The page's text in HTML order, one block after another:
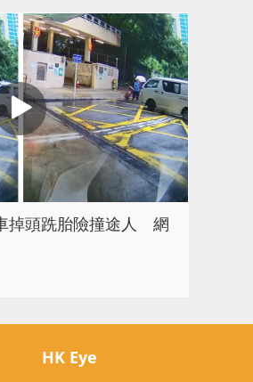
掉頭跣胎險撞途人 網
HK Eye